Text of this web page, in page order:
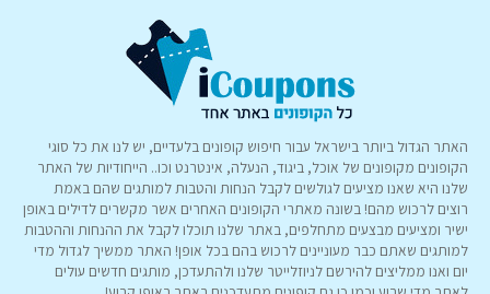
האתר הגדול ביותר בישראל עבור חיפוש קופונים בלעדיים, יש לנו את כל סוגי
הקופונים מקופונים של אוכל, ביגוד, הנעלה, אינטרנט וכו.. הייחודיות של האתר
שלנו היא שאנו מציעים לגולשים לקבל הנחות והטבות למותגים שהם באמת
רוצים לרכוש מהם! בשונה מאתרי הקופונים האחרים אשר מקשרים לדילים באופן
ישיר ומציעים מבצעים מתחלפים, באתר שלנו תוכלו לקבל את ההנחות וההטבות
למותגים שאתם כבר מעוניינים לרכוש בהם בכל אופן! האתר ממשיך לגדול מדי
יום ואנו ממליצים להירשם לניוזלייטר שלנו ולהתעדכן, מותגים חדשים עולים